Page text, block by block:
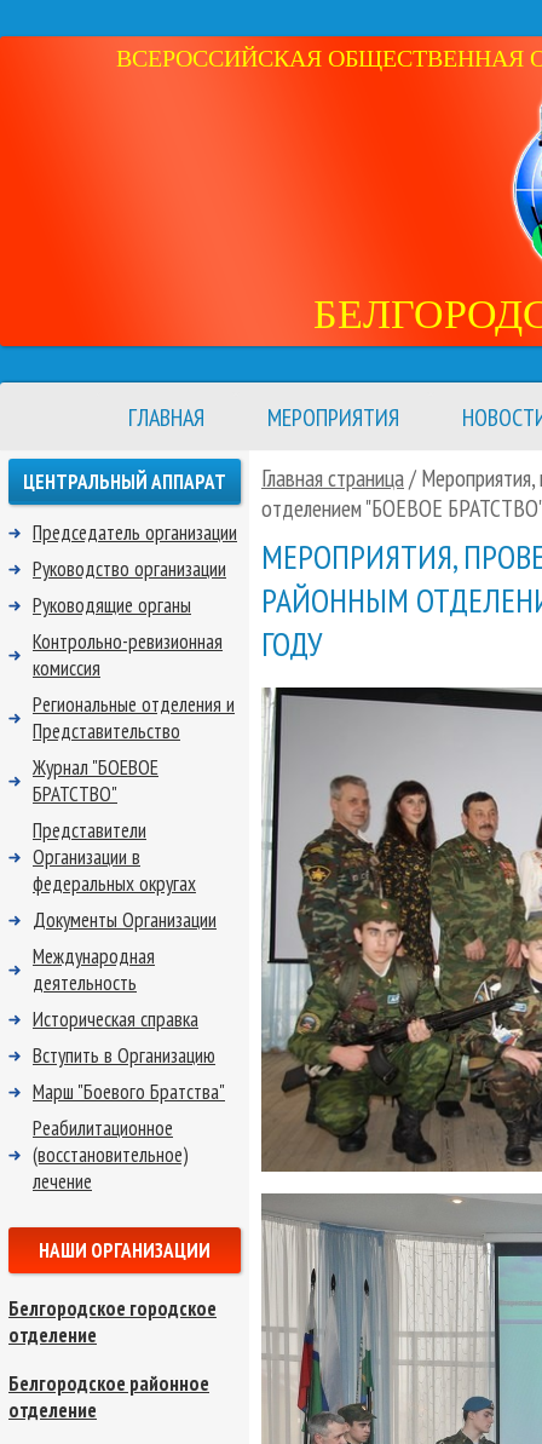
ВСЕРОССИЙСКАЯ ОБЩЕСТВЕННАЯ
ГЛАВНАЯ МЕРОПРИЯТИЯ
Главная страница/ Мероприятия,
отделением "БОЕВОЕ
МЕРОПРИЯТИЯ,
РАЙОННЫМ
ГОДУ
ЦЕНТРАЛЬНЫЙ АППАРАТ
Председатель организации
Руководство организации
Руководящие органы
Контрольно-ревизионная
комиссия
Региональные отделения и
Представительство
Журнал "БОЕВОЕ
БРАТСТВО"
Представители
Организации в
федеральных округах
Документы Организации
Международная
деятельность
Историческая справка
Вступить в Организацию
Марш "Боевого Братства"
Реабилитационное
(восстановительное)
лечение
НАШИ ОРГАНИЗАЦИИ
Белгородское городское
отделение
Белгородское районное
отделение